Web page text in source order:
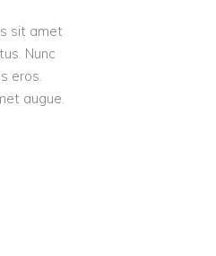
sit amet
Nunc
eros.
augue.